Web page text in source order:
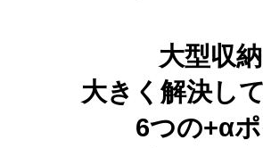
大型収
大きく解決し
6つの+α